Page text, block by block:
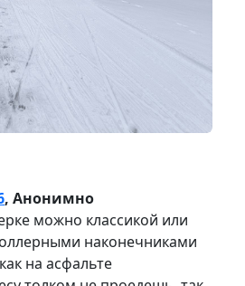
, Анонимно
можно классикой или
наконечниками
на асфальте